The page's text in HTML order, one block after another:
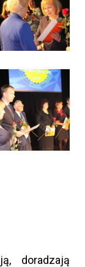
doradzają